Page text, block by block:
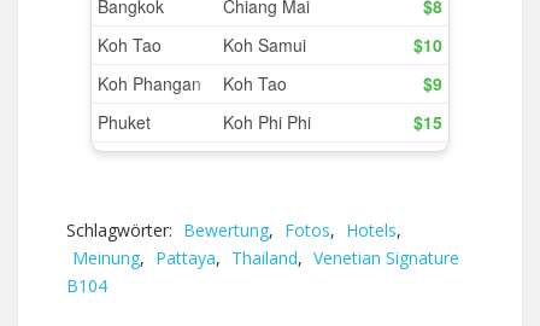
Schlagwörter: Bewertung, Fotos, Hotels,
Meinung, Pattaya, Thailand, Venetian Signature
B104